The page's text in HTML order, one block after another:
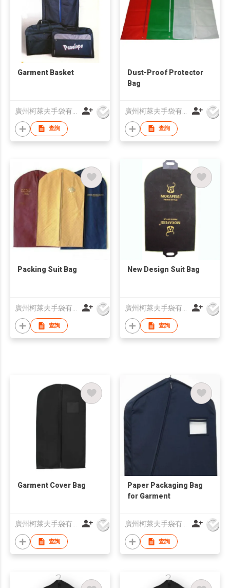
Garment Basket
查詢
Dust-Proof Protector
Bag
查詢
Packing Suit Bag
查詢
New Design Suit Bag
查詢
Garment Cover Bag
查詢
Paper Packaging Bag
for Garment
查詢